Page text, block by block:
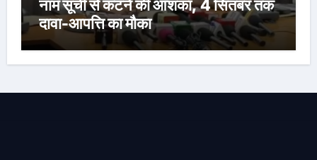
नाम सूची से कटने की आशंका, 4 सितंबर तक
दावा-आपत्ति का मौका